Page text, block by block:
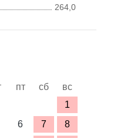
264,0
пт сб
вс
1
6 7
8